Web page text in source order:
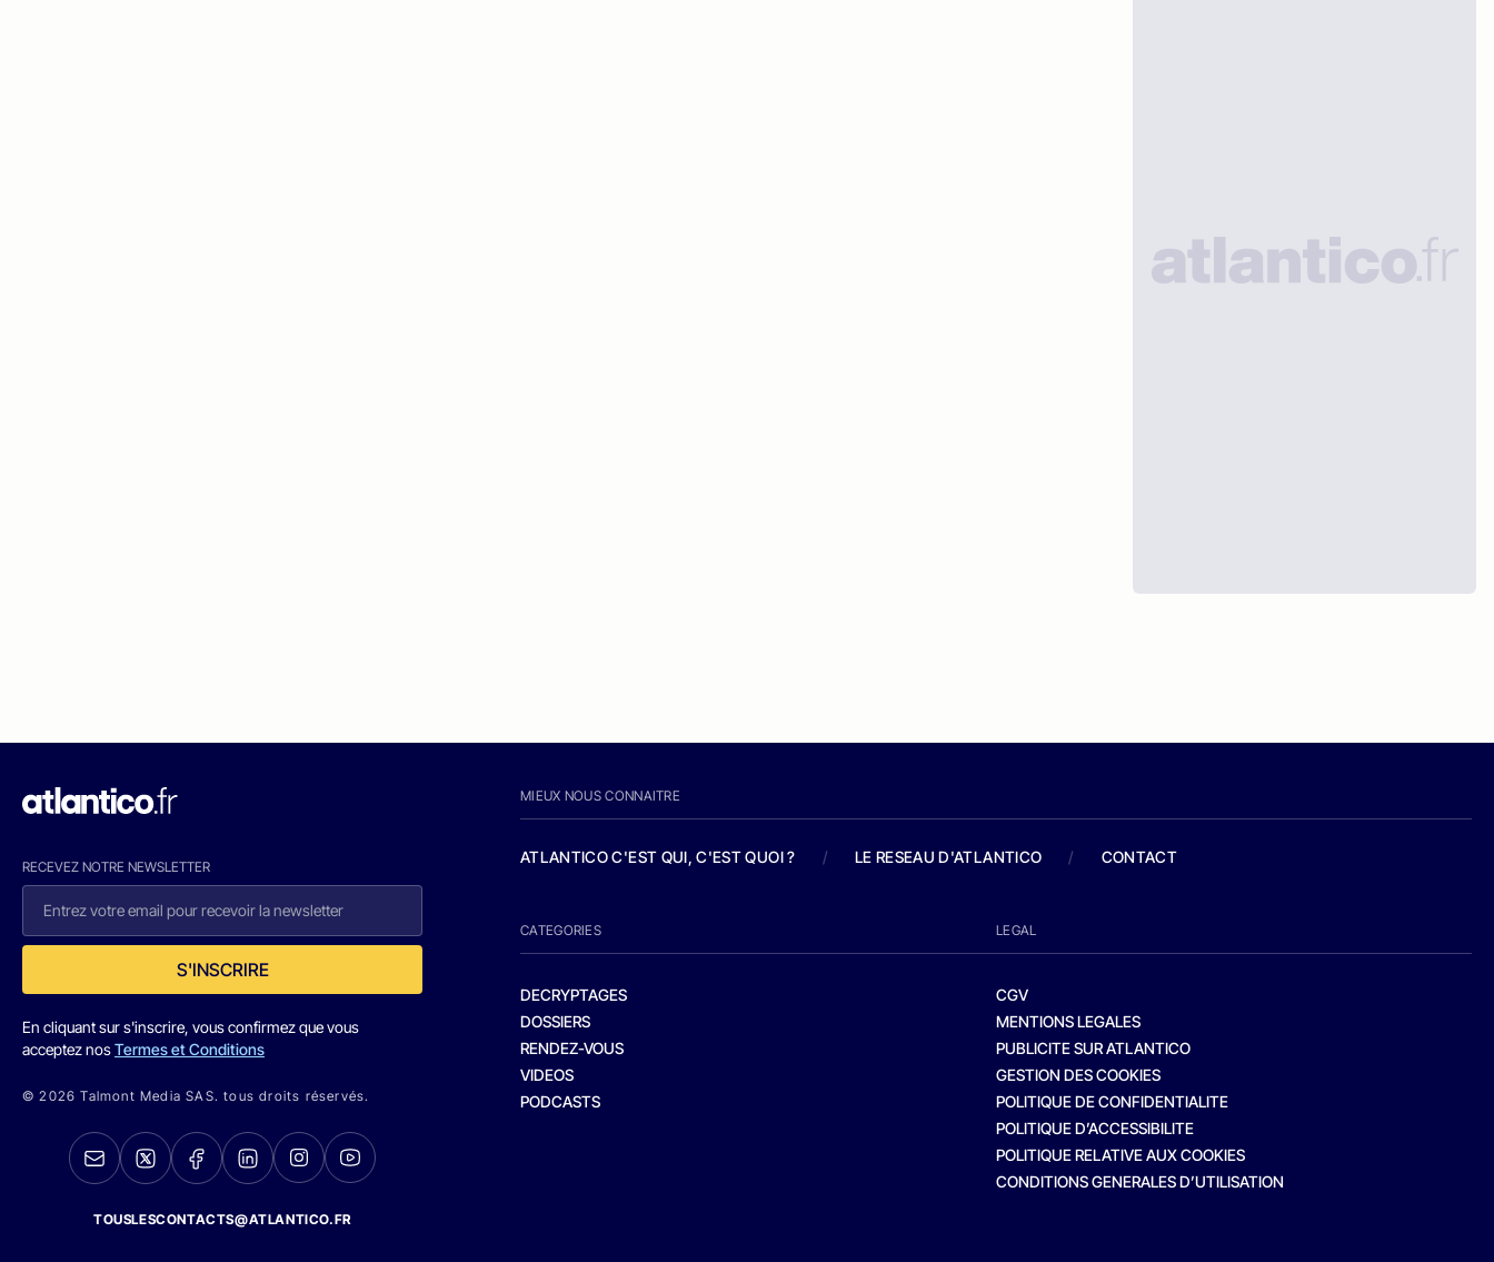
RECEVEZ NOTRE NEWSLETTER
S'INSCRIRE
En cliquant sur s'inscrire, vous confirmez que vous
acceptez nosTermes et Conditions
© 2026 Talmont Media SAS. tous droits réservés.
TOUSLESCONTACTS@ATLANTICO.FR
MIEUX NOUS CONNAITRE
ATLANTICO C'EST QUI, C'EST QUOI ? / LE RESEAU D'ATLANTICO / CONTACT
CATEGORIES
DECRYPTAGES
DOSSIERS
RENDEZ-VOUS
VIDEOS
PODCASTS
LEGAL
CGV
MENTIONS LEGALES
PUBLICITE SUR ATLANTICO
GESTION DES COOKIES
POLITIQUE DE CONFIDENTIALITE
POLITIQUE D’ACCESSIBILITE
POLITIQUE RELATIVE AUX COOKIES
CONDITIONS GENERALES D’UTILISATION